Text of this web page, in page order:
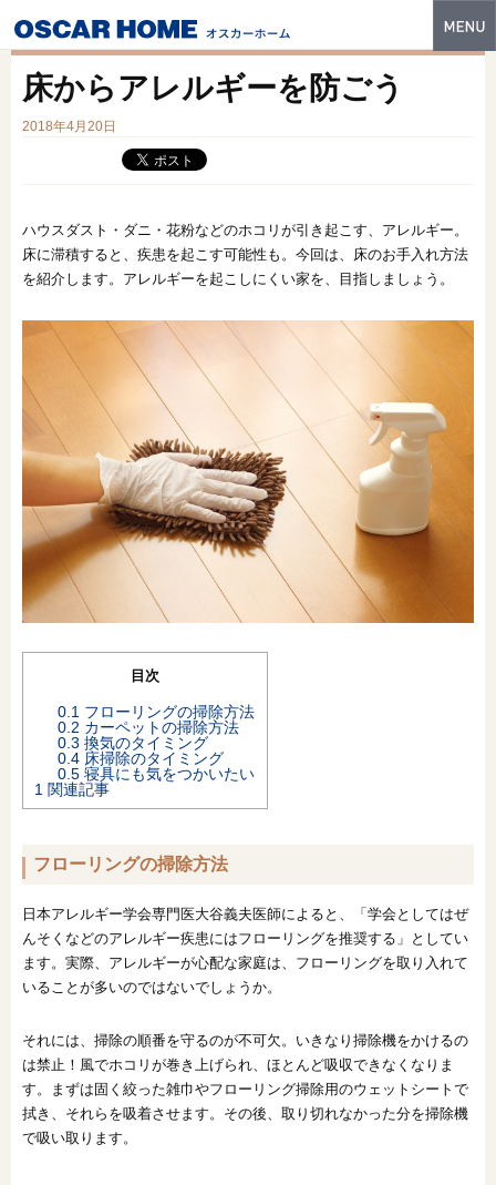
性能・技術
商品ラインナップ
フォトギャラリー
販売中の物件
スマートセレクト
土地情報
オンライン相談会
床からアレルギーを防ごう
2018年4月20日
ハウスダスト・ダニ・花粉などのホコリが引き起こす、アレルギー。
床に滞積すると、疾患を起こす可能性も。今回は、床のお手入れ方法
を紹介します。アレルギーを起こしにくい家を、目指しましょう。
目次
0.1 フローリングの掃除方法
0.2 カーペットの掃除方法
0.3 換気のタイミング
0.4 床掃除のタイミング
0.5 寝具にも気をつかいたい
1 関連記事
フローリングの掃除方法
日本アレルギー学会専門医大谷義夫医師によると、「学会としてはぜ
んそくなどのアレルギー疾患にはフローリングを推奨する」としてい
ます。実際、アレルギーが心配な家庭は、フローリングを取り入れて
いることが多いのではないでしょうか。
それには、掃除の順番を守るのが不可欠。いきなり掃除機をかけるの
は禁止！風でホコリが巻き上げられ、ほとんど吸収できなくなりま
す。まずは固く絞った雑巾やフローリング掃除用のウェットシートで
拭き、それらを吸着させます。その後、取り切れなかった分を掃除機
で吸い取ります。